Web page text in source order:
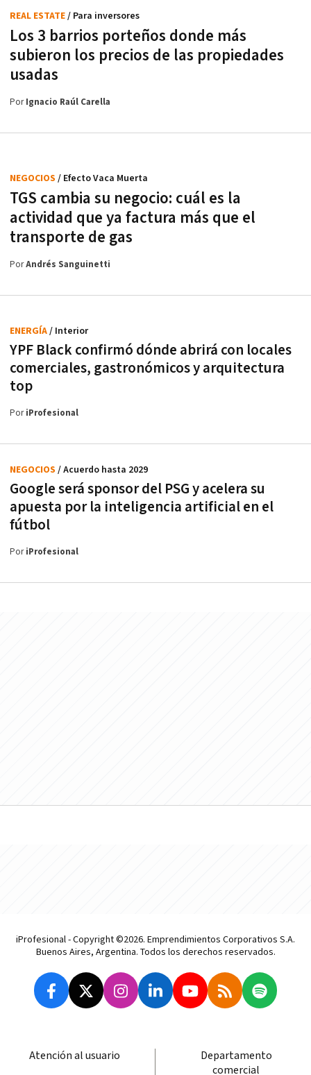
Los 3 barrios porteños donde más
subieron los precios de las propiedades
usadas
REAL ESTATE/ Para inversores
PorIgnacio Raúl Carella
TGS cambia su negocio: cuál es la
actividad que ya factura más que el
transporte de gas
NEGOCIOS / Efecto Vaca Muerta
PorAndrés Sanguinetti
YPF Black confirmó dónde abrirá con locales
comerciales, gastronómicos y arquitectura
top
ENERGÍA/ Interior
PoriProfesional
Google será sponsor del PSG y acelera su
apuesta por la inteligencia artificial en el
fútbol
NEGOCIOS / Acuerdo hasta 2029
PoriProfesional
iProfesional - Copyright ©2026. Emprendimientos Corporativos S.A.
Buenos Aires, Argentina. Todos los derechos reservados.
Atención al usuario
Departamento
comercial